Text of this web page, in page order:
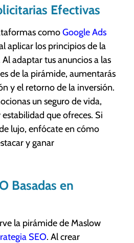
Efectivas
comoGoogle Ads
aplicar los principios de la
adaptar tus anuncios a las
de la pirámide, aumentarás
y el retorno de la inversión.
un seguro de vida,
que ofreces. Si
lujo, enfócate en cómo
y ganar
Basadas en
la pirámide de Maslow
SEO. Al crear